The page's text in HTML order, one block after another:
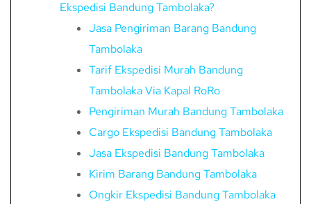
Ekspedisi Bandung Tambolaka?
Jasa Pengiriman Barang Bandung
Tambolaka
Tarif Ekspedisi Murah Bandung
Tambolaka Via Kapal RoRo
Pengiriman Murah Bandung Tambolaka
Cargo Ekspedisi Bandung Tambolaka
Jasa Ekspedisi Bandung Tambolaka
Kirim Barang Bandung Tambolaka
Ongkir Ekspedisi Bandung Tambolaka